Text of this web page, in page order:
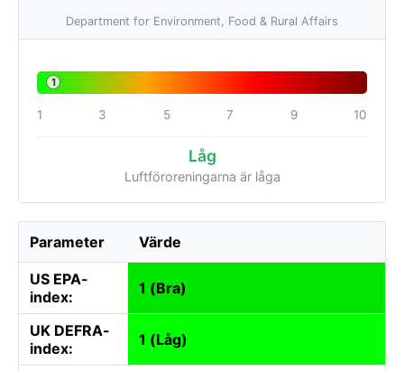
Department for Environment, Food & Rural Affairs
1
1 3 5 7 9 10
Låg
Luftföroreningarna är låga
Parameter Värde
US EPA-
index:
1 (Bra)
UK DEFRA-
index:
1 (Låg)